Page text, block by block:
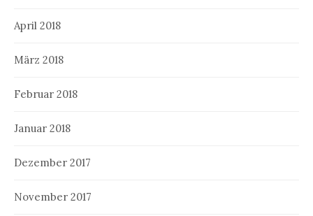
April 2018
März 2018
Februar 2018
Januar 2018
Dezember 2017
November 2017